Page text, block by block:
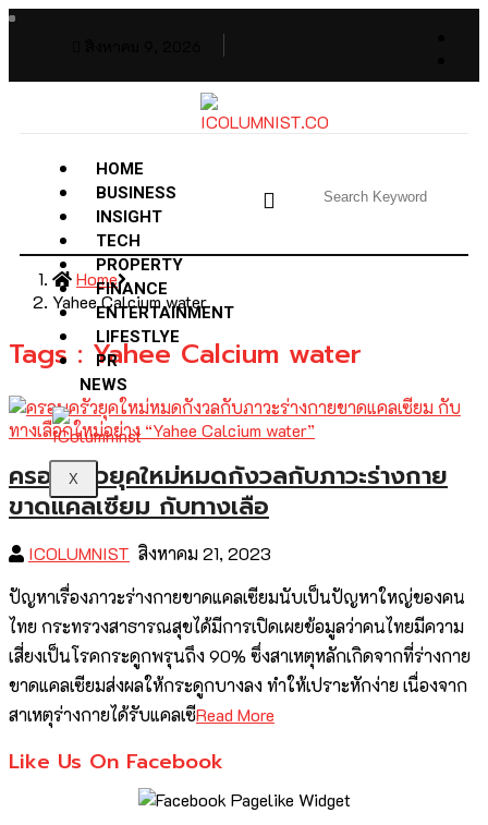
HOME
BUSINESS
INSIGHT
TECH
PROPERTY
FINANCE
ENTERTAINMENT
LIFESTLYE
PR
NEWS
X
Home
Yahee Calcium water
Tags : Yahee Calcium water
ครอบครัวยุคใหม่หมดกังวลกับภาวะร่างกาย
ขาดแคลเซียม กับทางเลือ
ICOLUMNIST สิงหาคม 21, 2023
ปัญหาเรื่องภาวะร่างกายขาดแคลเซียมนับเป็นปัญหาใหญ่ของคน
ไทย กระทรวงสาธารณสุขได้มีการเปิดเผยข้อมูลว่าคนไทยมีความ
เสี่ยงเป็นโรคกระดูกพรุนถึง 90% ซึ่งสาเหตุหลักเกิดจากที่ร่างกาย
ขาดแคลเซียมส่งผลให้กระดูกบางลง ทำให้เปราะหักง่าย เนื่องจาก
สาเหตุร่างกายได้รับแคลเซีRead More
Like Us On Facebook